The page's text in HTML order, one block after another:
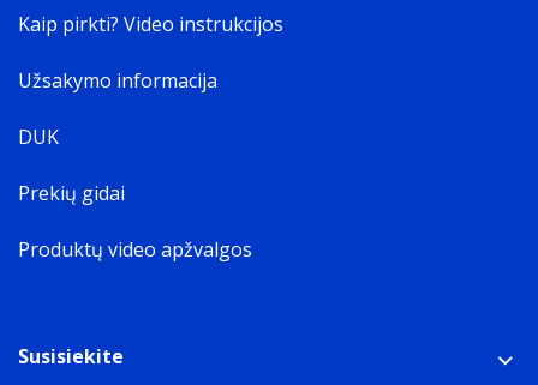
1220 mm
Weight of the product without packaging (net weight).
2,4 kg
Pridedami siurblio šepetėliai
Baterijos kroviklis
Kaip pirkti? Video instrukcijos
Užsakymo informacija
DUK
Prekių gidai
Produktų video apžvalgos
Susisiekite